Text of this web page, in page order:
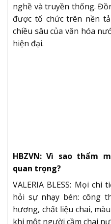
nghề và truyền thống.
được tổ chức trên nền
chiều sâu của văn hóa
hiện đại.